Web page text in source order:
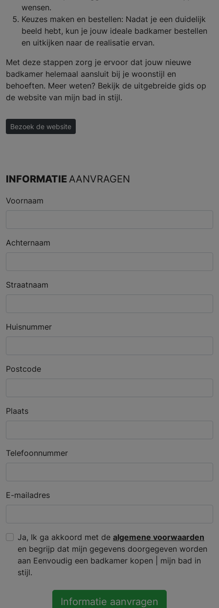
wensen.
Keuzes maken en bestellen: Nadat je een duidelijk
beeld hebt, kun je jouw ideale badkamer bestellen
en uitkijken naar de realisatie ervan.
Met deze stappen zorg je ervoor dat jouw nieuwe
badkamer helemaal aansluit bij je woonstijl en
behoeften. Meer weten? Bekijk de uitgebreide gids op
de website van mijn bad in stijl.
Bezoek de website
INFORMATIE AANVRAGEN
Voornaam
Achternaam
Straatnaam
Huisnummer
Postcode
Plaats
Telefoonnummer
E-mailadres
Ja, Ik ga akkoord met de algemene voorwaarden
en begrijp dat mijn gegevens doorgegeven worden
aan Eenvoudig een badkamer kopen | mijn bad in
stijl.
Informatie aanvragen